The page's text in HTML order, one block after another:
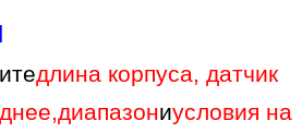
длина корпуса, датчик
,диапазониусловия на